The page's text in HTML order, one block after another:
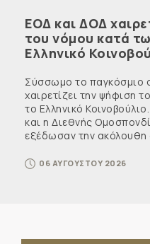
ΕΟΔ και ΔΟΔ
του νόμου κατά
Ελληνικό
Σύσσωμο το παγκόσμιο
χαιρετίζει την ψήφιση
το Ελληνικό
και η Διεθνής
εξέδωσαν την ακόλουθη
06 ΑΥΓΟΥΣΤΟΥ 2026